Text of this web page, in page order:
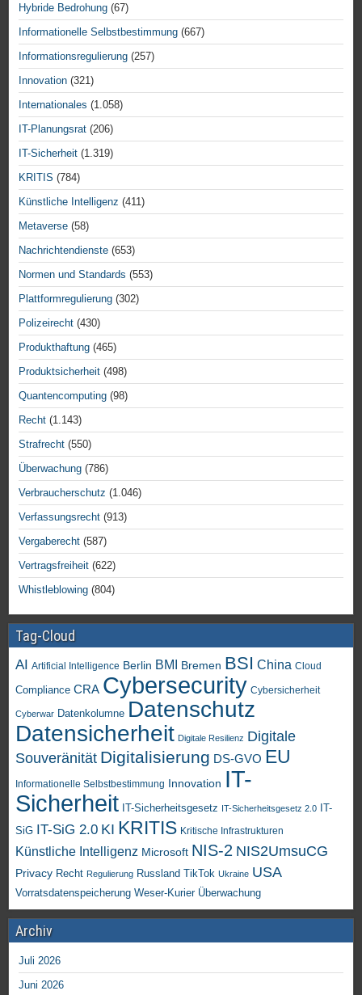
Hybride Bedrohung (67)
Informationelle Selbstbestimmung (667)
Informationsregulierung (257)
Innovation (321)
Internationales (1.058)
IT-Planungsrat (206)
IT-Sicherheit (1.319)
KRITIS (784)
Künstliche Intelligenz (411)
Metaverse (58)
Nachrichtendienste (653)
Normen und Standards (553)
Plattformregulierung (302)
Polizeirecht (430)
Produkthaftung (465)
Produktsicherheit (498)
Quantencomputing (98)
Recht (1.143)
Strafrecht (550)
Überwachung (786)
Verbraucherschutz (1.046)
Verfassungsrecht (913)
Vergaberecht (587)
Vertragsfreiheit (622)
Whistleblowing (804)
Tag-Cloud
AI Artificial Intelligence Berlin BMI Bremen BSI China Cloud
Compliance CRA Cybersecurity Cybersicherheit
Cyberwar Datenkolumne Datenschutz
Datensicherheit Digitale Resilienz Digitale
Souveränität Digitalisierung DS-GVO EU
Informationelle Selbstbestimmung Innovation IT-
Sicherheit IT-Sicherheitsgesetz IT-Sicherheitsgesetz 2.0
IT-
SiG IT-SiG 2.0 KI KRITIS Kritische Infrastrukturen
Künstliche Intelligenz Microsoft NIS-2 NIS2UmsuCG
Privacy Recht Regulierung Russland TikTok Ukraine USA
Vorratsdatenspeicherung Weser-Kurier Überwachung
Archiv
Juli 2026
Juni 2026